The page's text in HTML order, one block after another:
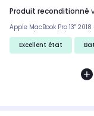
produit reconditionné
Apple MacBook Pro 13"
comporte pas de traces
Fonctionnel et testé par
Facture TVA française +
Excellent état